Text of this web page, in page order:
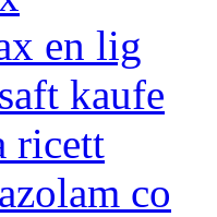
en lig
kaufe
ricett
co